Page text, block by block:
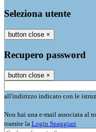
Seleziona utente
button close ×
Recupero password
button close ×
all'indirizzo indicato con le
Non hai una e-mail associata al
tramite la Login Spaggiari